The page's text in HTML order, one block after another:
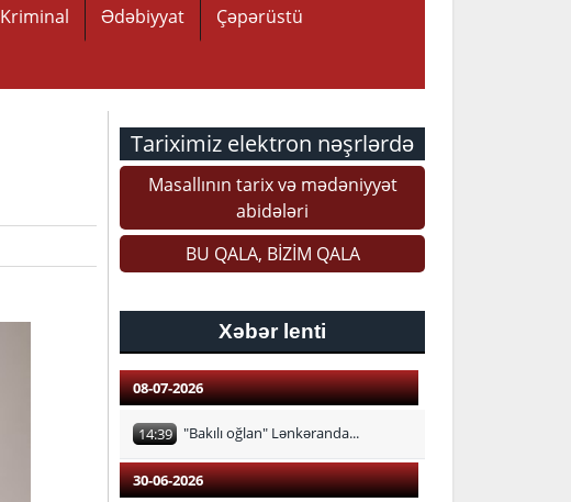
Kriminal Ədəbiyyat
Çəpərüstü
Tariximiz elektron nəşrlərdə
Masallının tarix və mədəniyyət
abidələri
BU QALA, BİZİM QALA
Xəbər lenti
08-07-2026
14:39 "Bakılı oğlan" Lənkəranda...
30-06-2026